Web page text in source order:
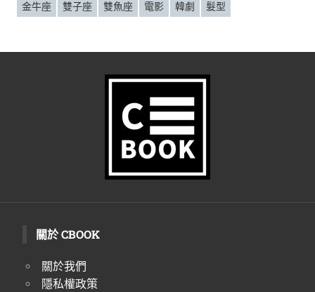
金牛座
雙子座 雙魚座 電影 韓劇 髮型
關於 CBOOK
關於我們
隱私權政策